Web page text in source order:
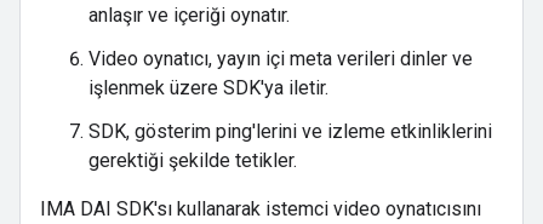
anlaşır ve içeriği oynatır.
Video oynatıcı, yayın içi meta verileri dinler ve
işlenmek üzere SDK'ya iletir.
SDK, gösterim ping'lerini ve izleme etkinliklerini
gerektiği şekilde tetikler.
IMA DAI SDK'sı kullanarak istemci video oynatıcısını